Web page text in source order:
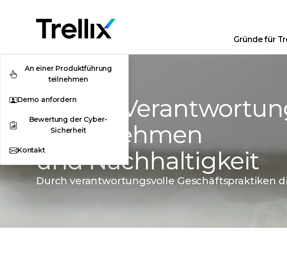
Gründe für
An einer Produktführung
teilnehmen
Demo anfordern
Bewertung der Cyber-
Sicherheit
Kontakt
Soziale
Unternehmen
und Nachhaltigkeit
Durchverantwortungsvolle Geschäftspraktiken